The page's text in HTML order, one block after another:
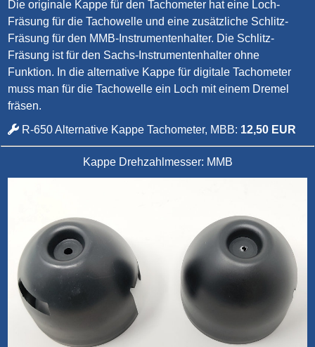
Die originale Kappe für den Tachometer hat eine Loch-
Fräsung für die Tachowelle und eine zusätzliche Schlitz-
Fräsung für den MMB-Instrumentenhalter. Die Schlitz-
Fräsung ist für den Sachs-Instrumentenhalter ohne
Funktion. In die alternative Kappe für digitale Tachometer
muss man für die Tachowelle ein Loch mit einem Dremel
fräsen.
R-650 Alternative Kappe Tachometer, MBB: 12,50 EUR
Kappe Drehzahlmesser: MMB